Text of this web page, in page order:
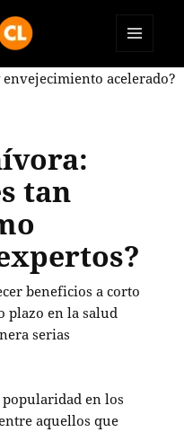
Y
tan
beneficios a corto
plazo en la salud
serias
en los
aquellos que